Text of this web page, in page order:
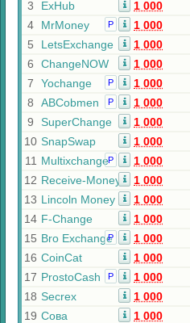
3 ExHub 1 000
4
MrMoney Р 1 000
5
LetsExchange 1 000
6
ChangeNOW 1 000
7
Yochange Р 1 000
8
ABCobmen Р 1 000
9
SuperChange 1 000
10 SnapSwap 1 000
11 MultixchangeР 1 000
12 Receive-Money 1 000
13 Lincoln Money 1 000
14 F-Change 1 000
15 Bro Exchange
Р 1 000
16 CoinCat 1 000
17 ProstoCash Р 1 000
18 Secrex 1 000
19 Сова 1 000